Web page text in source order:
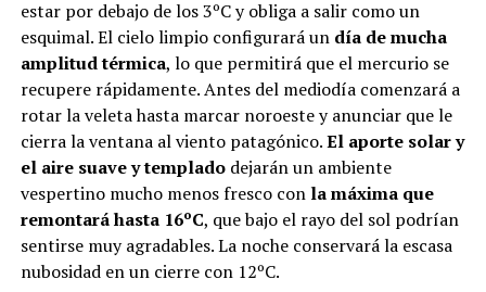
estar por debajo de los 3ºC y obliga a salir como un
esquimal. El cielo limpio configurará un día de mucha
amplitud térmica, lo que permitirá que el mercurio se
recupere rápidamente. Antes del mediodía comenzará a
rotar la veleta hasta marcar noroeste y anunciar que le
cierra la ventana al viento patagónico.El aporte solar y
el aire suave y templadodejarán un ambiente
vespertino mucho menos fresco con la máxima que
remontará hasta 16ºC, que bajo el rayo del sol podrían
sentirse muy agradables. La noche conservará la escasa
nubosidad en un cierre con 12ºC.